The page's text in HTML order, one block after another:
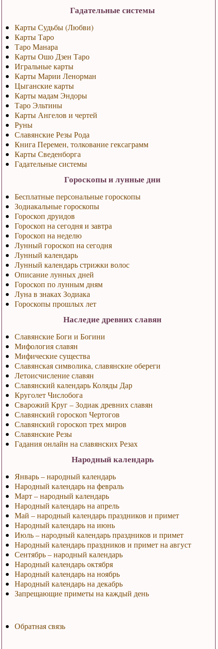
Гадательные системы
Карты Судьбы (Любви)
Карты Таро
Таро Манара
Карты Ошо Дзен Таро
Игральные карты
Карты Марии Ленорман
Цыганские карты
Карты мадам Эндоры
Таро Эльтины
Карты Ангелов и чертей
Руны
Славянские Резы Рода
Книга Перемен, толкование гексаграмм
Карты Сведенборга
Гадательные системы
Гороскопы и лунные дни
Бесплатные персональные гороскопы
Зодиакальные гороскопы
Гороскоп друидов
Гороскоп на сегодня и завтра
Гороскоп на неделю
Лунный гороскоп на сегодня
Лунный календарь
Лунный календарь стрижки волос
Описание лунных дней
Гороскоп по лунным дням
Луна в знаках Зодиака
Гороскопы прошлых лет
Наследие древних славян
Славянские Боги и Богини
Мифология славян
Мифические существа
Славянская символика, славянские обереги
Летоисчисление славян
Славянский календарь Коляды Дар
Круголет Числобога
Сварожий Круг – Зодиак древних славян
Славянский гороскоп Чертогов
Славянский гороскоп трех миров
Славянские Резы
Гадания онлайн на славянских Резах
Народный календарь
Январь – народный календарь
Народный календарь на февраль
Март – народный календарь
Народный календарь на апрель
Май – народный календарь праздников и примет
Народный календарь на июнь
Июль – народный календарь праздников и примет
Народный календарь праздников и примет на август
Сентябрь – народный календарь
Народный календарь октября
Народный календарь на ноябрь
Народный календарь на декабрь
Запрещающие приметы на каждый день
Обратная связь